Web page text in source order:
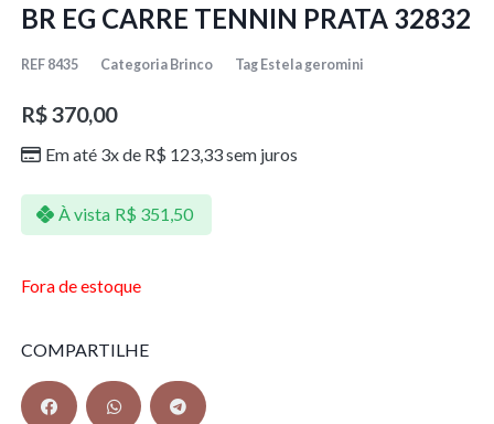
BR EG CARRE TENNIN PRATA 32832
REF 8435 Categoria Brinco Tag Estela geromini
R$370,00
Em até 3x de R$ 123,33sem juros
À vista R$ 351,50
Fora de estoque
COMPARTILHE